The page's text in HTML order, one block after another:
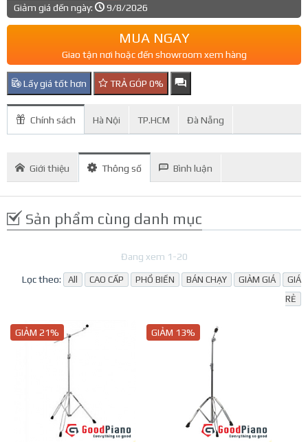
Giảm giá đến ngày: 9/8/2026
MUA NGAY
Giao tận nơi hoặc đến showroom xem hàng
Lấy giá tốt hơn TRẢ GÓP 0%
Chính sách Hà Nội TP.HCM Đà Nẵng
Giới thiệu Thông số Bình luận
Sản phẩm cùng danh mục
Đang xem 1-20
Lọc theo: All CAO CẤP PHỔ BIẾN BÁN CHẠY GIẢM GIÁ
GIÁ
RẺ
GIẢM 21% GIẢM 13%